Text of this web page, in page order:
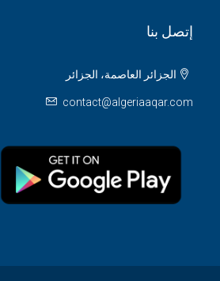
إتصل بنا
الجزائر العاصمة، الجزائر
contact@algeriaaqar.com